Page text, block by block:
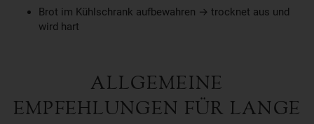
Brot im Kühlschrank aufbewahren → trocknet aus und
wird hart
ALLGEMEINE
EMPFEHLUNGEN FÜR LANGE